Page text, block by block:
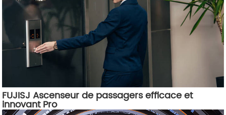
FUJISJ Ascenseur de passagers efficace et
innovant Pro